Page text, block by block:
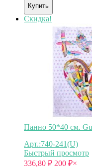
Купить
Скидка!
Панно 50*40 см.
Арт.:740-241(U)
Быстрый просмотр
336,80 ₽ 200 ₽×